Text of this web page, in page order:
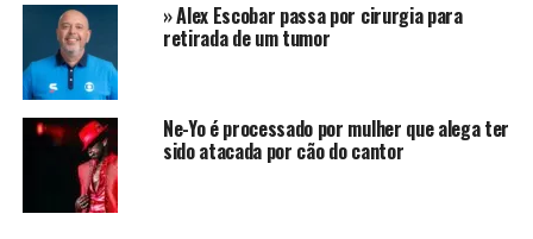
E por falar em projetos futuros, segundo o colunista a
Globo ainda se revela irritada com informações criadas
por alguns ex participantes do reality, assim como fez
Beatriz Reis, sobre possíveis projetos na ‘casa’.
Até o que se sabe, a contratada oficial da emissora é a
bailarina Alane Dias. Ela está escalada para o time da
» Alex Escobar passa por cirurgia para
retirada de um tumor
Ne-Yo é processado por mulher que alega ter
sido atacada por cão do cantor